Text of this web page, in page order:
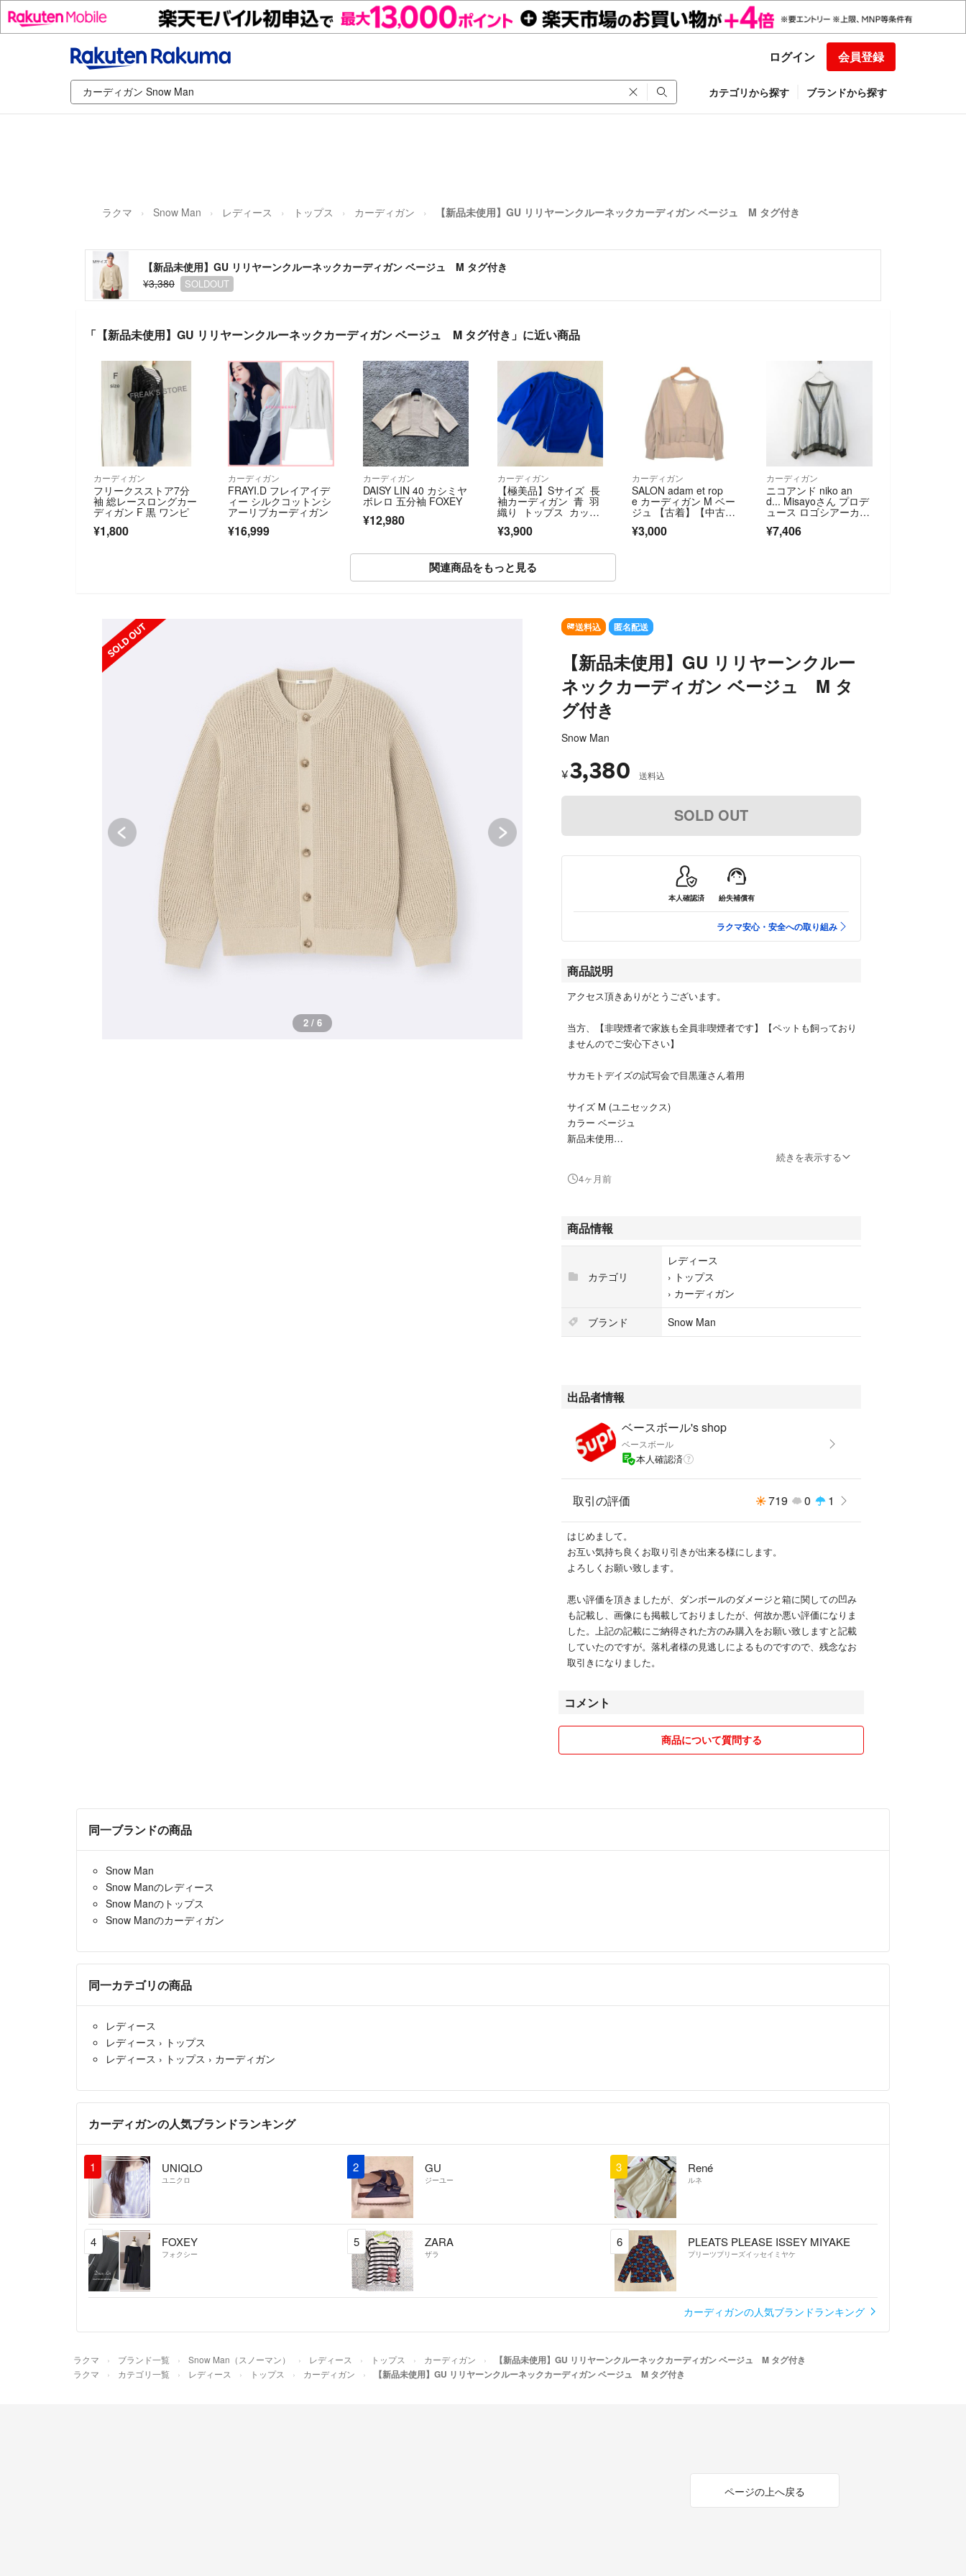
ログイン 会員登録
カテゴリから探す ブランドから探す
ラクマ Snow Man レディース トップス カーディガン 【新品未使用】GU リリヤーンクルーネックカーディガン ベージュ M タグ付き
【新品未使用】GU リリヤーンクルーネックカーディガン ベージュ M タグ付き
¥3,380
SOLDOUT
「【新品未使用】GU リリヤーンクルーネックカーディガン ベージュ M タグ付き」に近い商品
カーディガン
フリークスストア7分
袖 総レースロングカー
ディガン F 黒 ワンピ
¥1,800
カーディガン
FRAYI.D フレイアイデ
ィー シルクコットンシ
アーリブカーディガン
¥16,999
カーディガン
DAISY LIN 40 カシミヤ
ボレロ 五分袖 FOXEY
¥12,980
カーディガン
【極美品】Sサイズ 長
袖カーディガン 青 羽
織り トップス カット
ソー
¥3,900
カーディガン
SALON adam et rop
e カーディガン M ベー
ジュ 【古着】【中古】
【送料無料】
¥3,000
カーディガン
ニコアンド niko an
d... Misayoさん プロデ
ュース ロゴシアーカー
ディガン F｜グレー ト
ップス 羽織り【24000
¥7,406
関連商品をもっと見る
SOLD OUT
2 / 6
送料込 匿名配送
【新品未使用】GU リリヤーンクルー
ネックカーディガン ベージュ M タ
グ付き
Snow Man
¥3,380 送料込
SOLD OUT
本人確認済 紛失補償有
ラクマ安心・安全への取り組み
商品説明
アクセス頂きありがとうございます。
当方、【非喫煙者で家族も全員非喫煙者です】【ペットも飼っており
ませんのでご安心下さい】
サカモトデイズの試写会で目黒蓮さん着用
サイズ M (ユニセックス)
カラー ベージュ
新品未使用
す。
初期より糸が出ていたりする箇所がある場合もございますので、神経
質な方はご遠慮くださいませ。交換返品は受け付けかねます。
できるだけ小さく圧縮して、紙袋や再利用の袋にて梱包させていただ
続きを表示する
4ヶ月前
商品情報
カテゴリ
レディース
› トップス
› カーディガン
ブランド
Snow Man
出品者情報
ベースボール's shop
ベースボール
本人確認済
取引の評価 719 0 1
はじめまして。
お互い気持ち良くお取り引きが出来る様にします。
よろしくお願い致します。
悪い評価を頂きましたが、ダンボールのダメージと箱に関しての凹み
も記載し、画像にも掲載しておりましたが、何故か悪い評価になりま
した。上記の記載にご納得された方のみ購入をお願い致しますと記載
していたのですが。落札者様の見逃しによるものですので、残念なお
取引きになりました。
コメント
商品について質問する
同一ブランドの商品
Snow Man
Snow Manのレディース
Snow Manのトップス
Snow Manのカーディガン
同一カテゴリの商品
レディース
レディース › トップス
レディース › トップス › カーディガン
カーディガンの人気ブランドランキング
1 UNIQLO
ユニクロ
2 GU
ジーユー
3 René
ルネ
4 FOXEY
フォクシー
5 ZARA
ザラ
6 PLEATS PLEASE ISSEY MIYAKE
プリーツプリーズイッセイミヤケ
カーディガンの人気ブランドランキング
ラクマ ブランド一覧 Snow Man（スノーマン） レディース トップス カーディガン 【新品未使用】GU リリヤーンクルーネックカーディガン ベージュ M タグ付き
ラクマ カテゴリ一覧 レディース トップス カーディガン 【新品未使用】GU リリヤーンクルーネックカーディガン ベージュ M タグ付き
ページの上へ戻る